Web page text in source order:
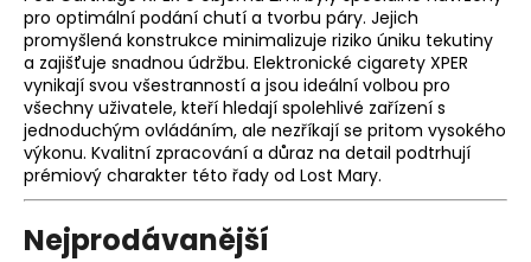
pro optimální podání chutí a tvorbu páry. Jejich
promyšlená konstrukce minimalizuje riziko úniku tekutiny
a zajišťuje snadnou údržbu. Elektronické cigarety XPER
vynikají svou všestranností a jsou ideální volbou pro
všechny uživatele, kteří hledají spolehlivé zařízení s
jednoduchým ovládáním, ale nezříkají se pritom vysokého
výkonu. Kvalitní zpracování a důraz na detail podtrhují
prémiový charakter této řady od Lost Mary.
Nejprodávanější
e
n
a
j
í
t
?